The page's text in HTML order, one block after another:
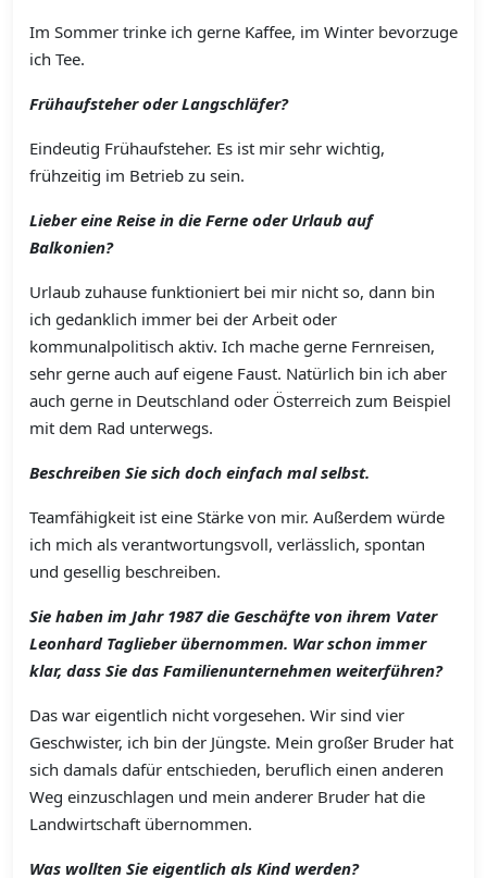
Im Sommer trinke ich gerne Kaffee, im Winter bevorzuge
ich Tee.
Frühaufsteher oder Langschläfer?
Eindeutig Frühaufsteher. Es ist mir sehr wichtig,
frühzeitig im Betrieb zu sein.
Lieber eine Reise in die Ferne oder Urlaub auf
Balkonien?
Urlaub zuhause funktioniert bei mir nicht so, dann bin
ich gedanklich immer bei der Arbeit oder
kommunalpolitisch aktiv. Ich mache gerne Fernreisen,
sehr gerne auch auf eigene Faust. Natürlich bin ich aber
auch gerne in Deutschland oder Österreich zum Beispiel
mit dem Rad unterwegs.
Beschreiben Sie sich doch einfach mal selbst.
Teamfähigkeit ist eine Stärke von mir. Außerdem würde
ich mich als verantwortungsvoll, verlässlich, spontan
und gesellig beschreiben.
Sie haben im Jahr 1987 die Geschäfte von ihrem Vater
Leonhard Taglieber übernommen. War schon immer
klar, dass Sie das Familienunternehmen weiterführen?
Das war eigentlich nicht vorgesehen. Wir sind vier
Geschwister, ich bin der Jüngste. Mein großer Bruder hat
sich damals dafür entschieden, beruflich einen anderen
Weg einzuschlagen und mein anderer Bruder hat die
Landwirtschaft übernommen.
Was wollten Sie eigentlich als Kind werden?